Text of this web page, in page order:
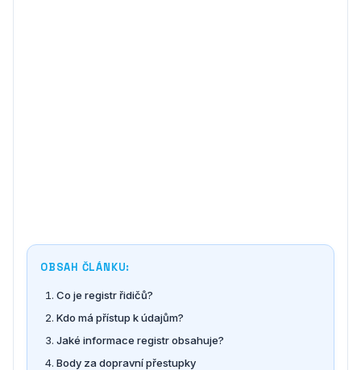
OBSAH ČLÁNKU:
Co je registr řidičů?
Kdo má přístup k údajům?
Jaké informace registr obsahuje?
Body za dopravní přestupky